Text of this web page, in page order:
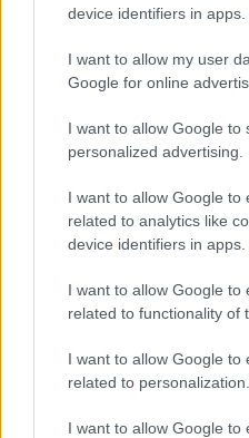
device identifiers in apps.
I want to allow my user
Google for online
I want to allow Google to
personalized advertising.
I want to allow Google to
related to analytics like
device identifiers in apps.
I want to allow Google to
related to functionality of
I want to allow Google to
related to personalization.
I want to allow Google to
«Χρυσός» ο
Ο κορυφαίος